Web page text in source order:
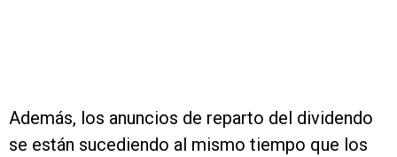
Además, los anuncios de reparto del dividendo
se están sucediendo al mismo tiempo que los